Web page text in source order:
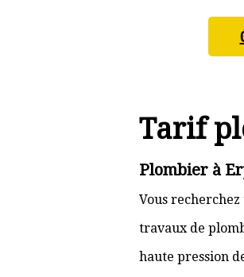
Tarif
Plombier à
Vous
travaux de
haute pression